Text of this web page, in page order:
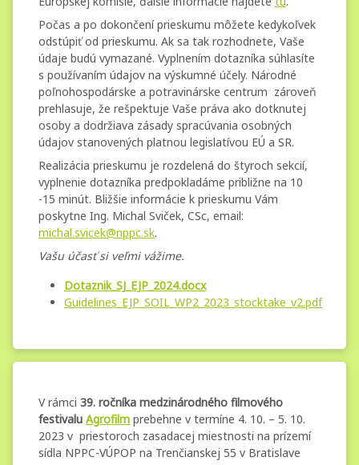
Počas a po dokončení prieskumu môžete kedykoľvek
odstúpiť od prieskumu. Ak sa tak rozhodnete, Vaše
údaje budú vymazané. Vyplnením dotazníka súhlasíte
s používaním údajov na výskumné účely. Národné
poľnohospodárske a potravinárske centrum zároveň
prehlasuje, že rešpektuje Vaše práva ako dotknutej
osoby a dodržiava zásady spracúvania osobných
údajov stanovených platnou legislatívou EÚ a SR.
Realizácia prieskumu je rozdelená do štyroch sekcií,
vyplnenie dotazníka predpokladáme približne na 10
-15 minút. Bližšie informácie k prieskumu Vám
poskytne Ing. Michal Sviček, CSc, email:
michal.svicek@nppc.sk.
Vašu účasť si veľmi vážime.
Dotaznik_SJ_EJP_2024.docx
Guidelines_EJP_SOIL_WP2_2023_stocktake_v2.pdf
39. ročníka
medzinárodného
filmového
festivalu
V rámci 39. ročníka medzinárodného filmového
festivalu Agrofilm prebehne v termíne 4. 10. – 5. 10.
2023 v priestoroch zasadacej miestnosti na prízemí
sídla NPPC-VÚPOP na Trenčianskej 55 v Bratislave